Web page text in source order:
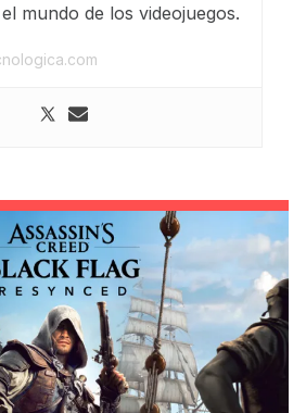
mundo de los videojuegos.